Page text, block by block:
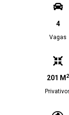
4
Vagas
201 M 2